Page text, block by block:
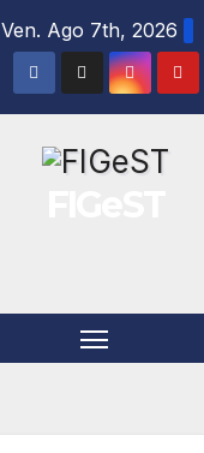
Ven. Ago 7th, 2026